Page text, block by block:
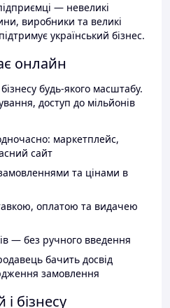
— невеликі
виробники та великі
український бізнес.
онлайн
будь-якого масштабу.
доступ до мільйонів
маркетплейс,
сайт
та цінами в
оплатою та видачею
— без ручного введення
бачить досвід
замовлення
бізнесу